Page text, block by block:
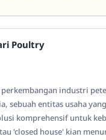
Poultry
industri
sebuah entitas usaha
komprehensif untuk
'closed house' kian